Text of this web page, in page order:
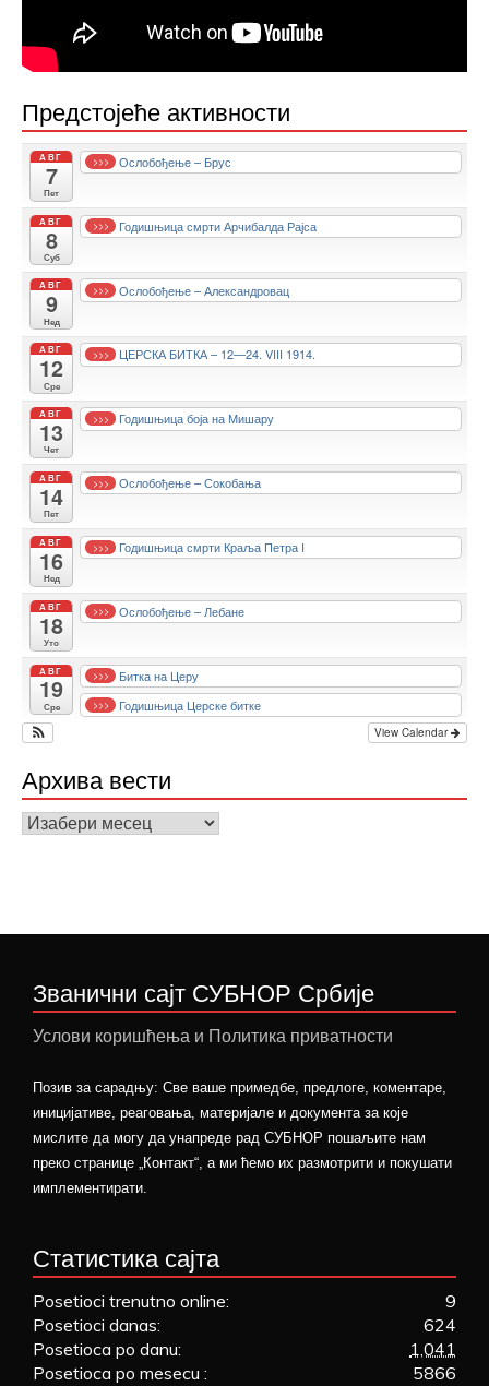
Предстојеће активности
АВГ
7
Пет
>>> Ослобођење – Брус
АВГ
8
Суб
>>> Годишњица смрти Арчибалда Рајса
АВГ
9
Нед
>>> Ослобођење – Александровац
АВГ
12
Сре
>>> ЦЕРСКА БИТКА – 12—24. VIII 1914.
АВГ
13
Чет
>>> Годишњица боја на Мишару
АВГ
14
Пет
>>> Ослобођење – Сокобања
АВГ
16
Нед
>>> Годишњица смрти Краља Петра I
АВГ
18
Уто
>>> Ослобођење – Лебане
АВГ
19
Сре
>>> Битка на Церу
>>> Годишњица Церске битке
View Calendar
Архива вести
Архива
Званични сајт СУБНОР Србије
Услови коришћења и Политика приватности
Позив за сарадњу: Све ваше примедбе, предлоге, коментаре,
иницијативе, реаговања, материјале и документа за које
мислите да могу да унапреде рад СУБНОР пошаљите нам
преко странице „Контакт“, а ми ћемо их размотрити и покушати
имплементирати.
Статистика сајта
9
Posetioci trenutno online:
624
Posetioci danas:
1,041
Posetioca po danu:
5866
Posetioca po mesecu :